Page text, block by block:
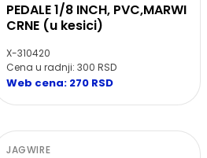
PEDALE 1/8 INCH, PVC,MARWI
CRNE (u kesici)
X-310420
Cena u radnji: 300 RSD
Web cena: 270 RSD
JAGWIRE